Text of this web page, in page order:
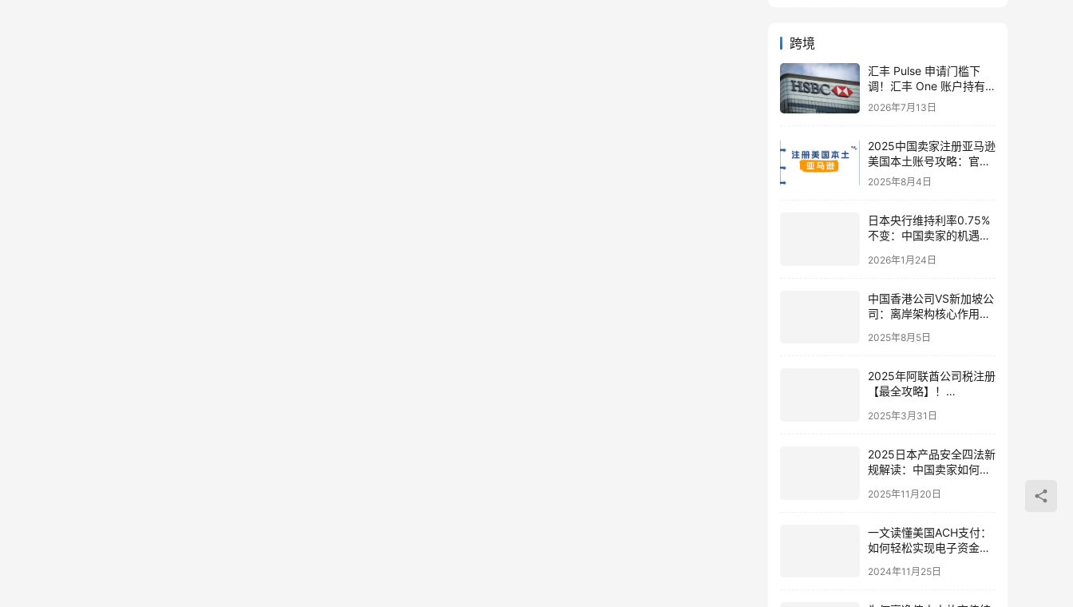
跨境
汇丰 Pulse 申请门槛下
调！汇丰 One 账户持有
者也可申请 ——2026 年
最新下卡攻略
2026年7月13日
2025中国卖家注册亚马逊
美国本土账号攻略：官方
入驻通道+本土化合规运
2025年8月4日
日本央行维持利率0.75%
不变：中国卖家的机遇、
2026年1月24日
中国香港公司VS新加坡公
司：离岸架构核心作用与
2025年8月5日
2025年阿联酋公司税注册
【最全攻略】！
来啦！
2025年3月31日
2025日本产品安全四法新
规解读：中国卖家如何合
权代表要求与公司注册指
2025年11月20日
一文读懂美国ACH支付：
如何轻松实现电子资金转
2024年11月25日